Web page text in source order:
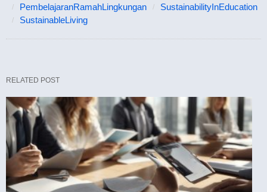
PembelajaranRamahLingkungan
SustainabilityInEducation
SustainableLiving
RELATED POST